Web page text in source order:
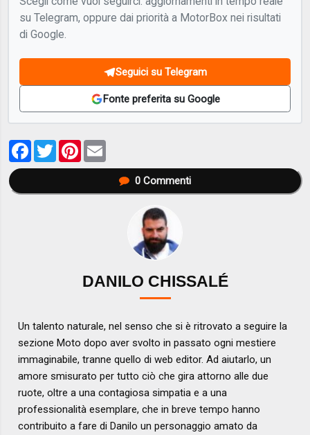
su Telegram, oppure dai priorità a MotorBox nei risultati
di Google.
Seguici su Telegram
Fonte preferita su Google
Facebook
TwitterPinterest
0Commenti
DANILO CHISSALÉ
Un talento naturale, nel senso che si è ritrovato a seguire la
sezione Moto dopo aver svolto in passato ogni mestiere
immaginabile, tranne quello di web editor. Ad aiutarlo, un
amore smisurato per tutto ciò che gira attorno alle due
ruote, oltre a una contagiosa simpatia e a una
professionalità esemplare, che in breve tempo hanno
contribuito a fare di Danilo un personaggio amato da